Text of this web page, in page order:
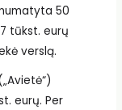
50
tūkst. eurų
verslą.
eurų. Per